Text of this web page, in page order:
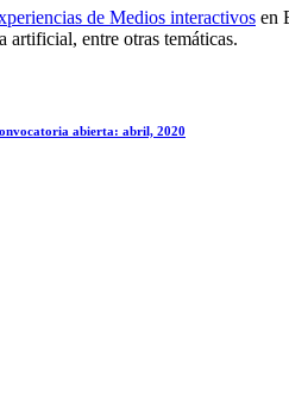
de Medios interactivos en
artificial, entre otras temáticas.
abierta: abril, 2020